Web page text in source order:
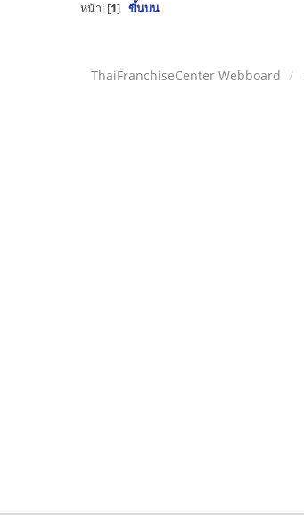
หน้า: [1] ขึ้นบน
ThaiFranchiseCenter Webboard